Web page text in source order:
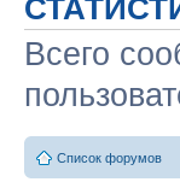
Всего
Список форумов